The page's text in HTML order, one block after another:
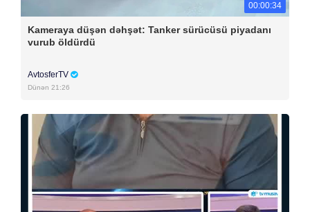
00:00:34
Kameraya düşən dəhşət: Tanker sürücüsü piyadanı
vurub öldürdü
AvtosferTV
Dünən 21:26